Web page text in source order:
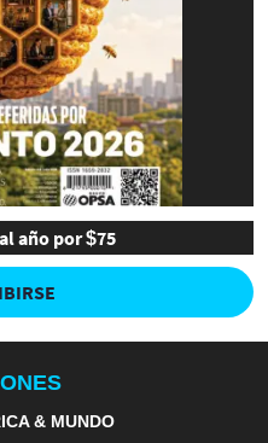
año por $75
& MUNDO